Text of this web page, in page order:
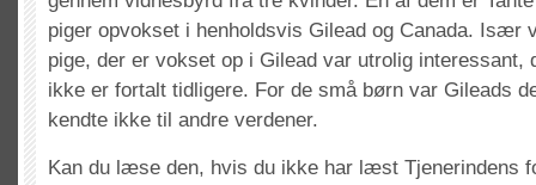
piger opvokset i henholdsvis Gilead og Canada. Især
pige, der er vokset op i Gilead var utrolig interessant,
ikke er fortalt tidligere. For de små børn var Gileads
kendte ikke til andre verdener.
Kan du læse den, hvis du ikke har læst Tjenerindens